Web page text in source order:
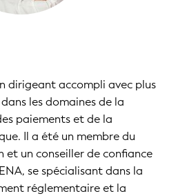
dirigeant accompli avec plus
les domaines de la
paiements et de la
Il a été un membre du
un conseiller de confiance
se spécialisant dans la
réglementaire et la